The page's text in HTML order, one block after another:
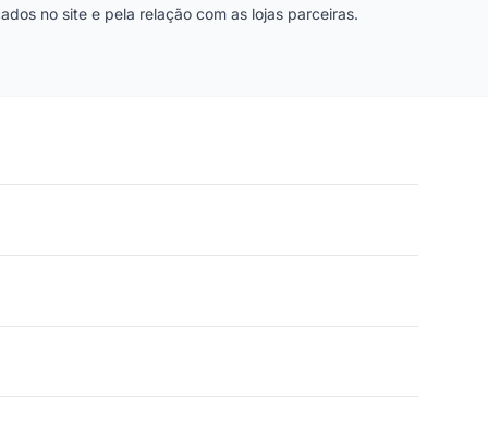
no site e pela relação com as lojas parceiras.